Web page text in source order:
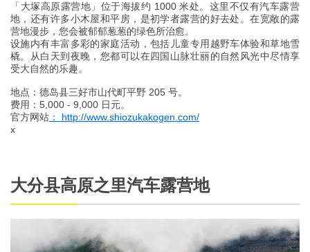
「大塚高原露营地」位于海拔约 1000 米处。这里不仅有汽车露营
地，还有许多小木屋和平房，是初学者露营的好去处。在宽敞的露
营地漫步，您会被郁郁葱葱的绿色所治愈。
设施内有丰富多彩的家庭活动，包括儿童专用越野车体验和草地雪
橇。从白天到夜晚，您都可以在四国山脉壮丽的自然风光中尽情享
受大自然的乐趣。
地点：德岛县三好市山代町平野 205 号。
费用：5,000 - 9,000 日元。
官方网站 ： http://www.shiozukakogen.com/
x
大分县高原之里汽车露营地